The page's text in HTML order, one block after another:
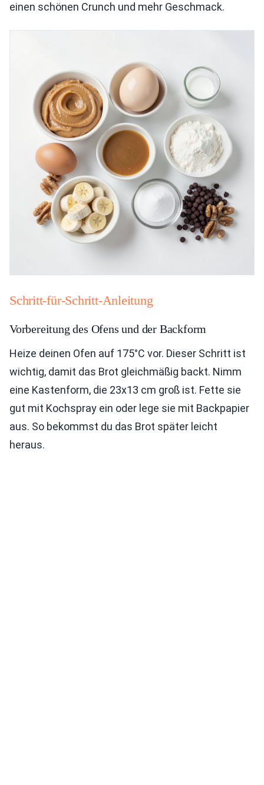
einen schönen Crunch und mehr Geschmack.
Schritt-für-Schritt-Anleitung
Vorbereitung des Ofens und der Backform
Heize deinen Ofen auf 175°C vor. Dieser Schritt ist
wichtig, damit das Brot gleichmäßig backt. Nimm
eine Kastenform, die 23x13 cm groß ist. Fette sie
gut mit Kochspray ein oder lege sie mit Backpapier
aus. So bekommst du das Brot später leicht
heraus.